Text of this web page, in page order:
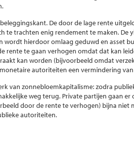
De door de lage rente
te trachten enig rendement te maken. De
wordt hierdoor omlaag geduwd en asset
rente te gaan verhogen omdat dat kan
kan worden (bijvoorbeeld omdat
autoriteiten een vermindering
van zonnebloemkapitalisme: zodra
weg terug. Private partijen gaan
door de rente te verhogen) bijna niet
autoriteiten.